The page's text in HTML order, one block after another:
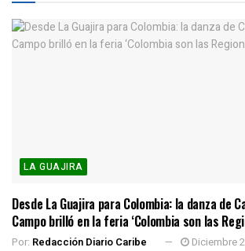
LA GUAJIRA
Desde La Guajira para Colombia: la danza de
Campo brilló en la feria ‘Colombia son las
Por: Redacción Diario Caribe Diciembre